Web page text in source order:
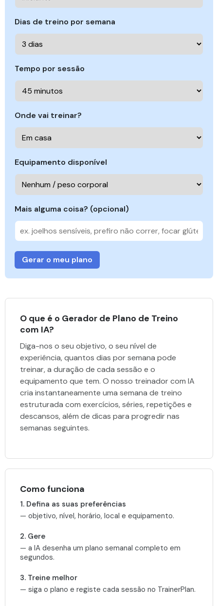
Dias de treino por semana
Tempo por sessão
Onde vai treinar?
Equipamento disponível
Mais alguma coisa? (opcional)
Gerar o meu plano
O que é o Gerador de Plano de Treino
com IA?
Diga-nos o seu objetivo, o seu nível de
experiência, quantos dias por semana pode
treinar, a duração de cada sessão e o
equipamento que tem. O nosso treinador com IA
cria instantaneamente uma semana de treino
estruturada com exercícios, séries, repetições e
descansos, além de dicas para progredir nas
semanas seguintes.
Como funciona
1. Defina as suas preferências
— objetivo, nível, horário, local e equipamento.
2. Gere
— a IA desenha um plano semanal completo em
segundos.
3. Treine melhor
— siga o plano e registe cada sessão no TrainerPlan.